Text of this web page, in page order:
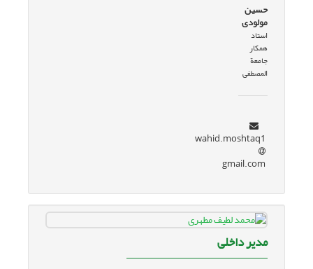
حسین
مولودی
استاد
همکار
جامعة
المصطفی
wahid.moshtaq1
gmail.com
مدیر داخلی